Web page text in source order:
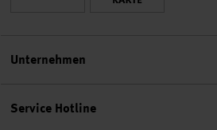
Service Hotline
Unternehmen